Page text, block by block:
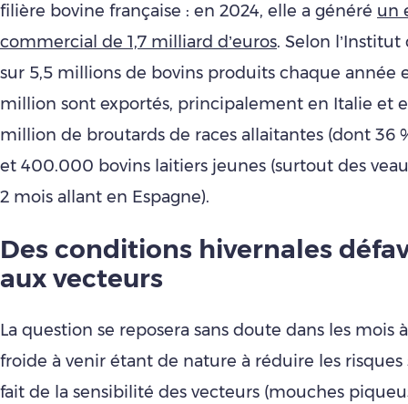
filière bovine française : en 2024, elle a généré un
commercial de 1,7 milliard d’euros. Selon l’Institut
sur 5,5 millions de bovins produits chaque année
million sont exportés, principalement en Italie et
million de broutards de races allaitantes (dont 36
et 400.000 bovins laitiers jeunes (surtout des
2 mois allant en Espagne).
Des conditions hivernales
aux vecteurs
La question se reposera sans doute dans les mois
froide à venir étant de nature à réduire les risques
fait de la sensibilité des vecteurs (mouches